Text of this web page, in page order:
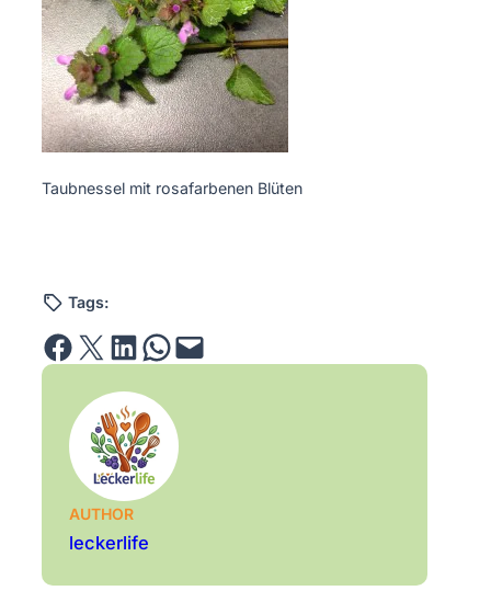
Taubnessel mit rosafarbenen Blüten
Tags:
Share on Facebook Email this Page Share on LinkedIn Share on WhatsApp Email this Page
AUTHOR
leckerlife